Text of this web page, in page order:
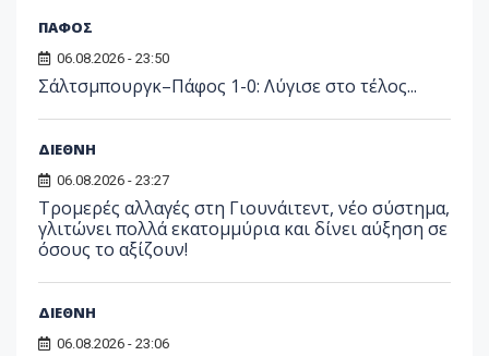
ΠΑΦΟΣ
06.08.2026 - 23:50
Σάλτσμπουργκ–Πάφος 1-0: Λύγισε στο τέλος...
ΔΙΕΘΝΗ
06.08.2026 - 23:27
Τρομερές αλλαγές στη Γιουνάιτεντ, νέο σύστημα,
γλιτώνει πολλά εκατομμύρια και δίνει αύξηση σε
όσους το αξίζουν!
ΔΙΕΘΝΗ
06.08.2026 - 23:06